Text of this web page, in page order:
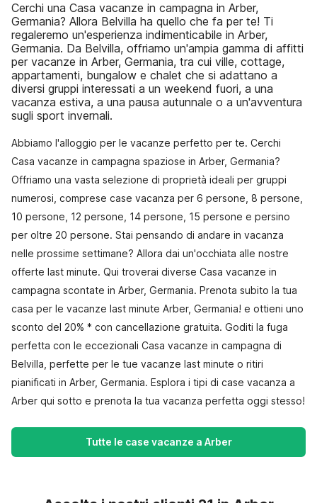
Cerchi una Casa vacanze in campagna in Arber,
Germania? Allora Belvilla ha quello che fa per te! Ti
regaleremo un'esperienza indimenticabile in Arber,
Germania. Da Belvilla, offriamo un'ampia gamma di affitti
per vacanze in Arber, Germania, tra cui ville, cottage,
appartamenti, bungalow e chalet che si adattano a
diversi gruppi interessati a un weekend fuori, a una
vacanza estiva, a una pausa autunnale o a un'avventura
sugli sport invernali.
Abbiamo l'alloggio per le vacanze perfetto per te. Cerchi
Casa vacanze in campagna spaziose in Arber, Germania?
Offriamo una vasta selezione di proprietà ideali per gruppi
numerosi, comprese case vacanza per 6 persone, 8 persone,
10 persone, 12 persone, 14 persone, 15 persone e persino
per oltre 20 persone. Stai pensando di andare in vacanza
nelle prossime settimane? Allora dai un'occhiata alle nostre
offerte last minute. Qui troverai diverse Casa vacanze in
campagna scontate in Arber, Germania. Prenota subito la tua
casa per le vacanze last minute Arber, Germania! e ottieni uno
sconto del 20% * con cancellazione gratuita. Goditi la fuga
perfetta con le eccezionali Casa vacanze in campagna di
Belvilla, perfette per le tue vacanze last minute o ritiri
pianificati in Arber, Germania. Esplora i tipi di case vacanza a
Arber qui sotto e prenota la tua vacanza perfetta oggi stesso!
Tutte le case vacanze a Arber